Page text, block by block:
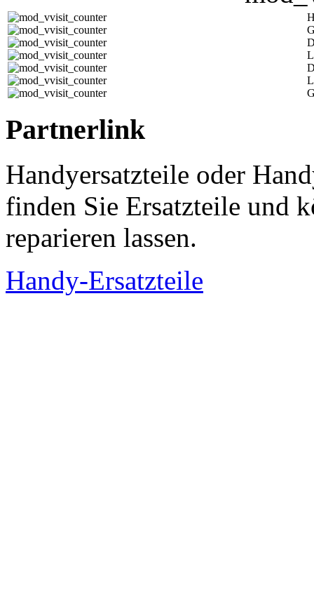
Partnerlink
Handyersatzteile oder
finden Sie Ersatzteile und
reparieren lassen.
Handy-Ersatzteile